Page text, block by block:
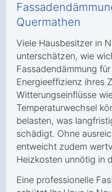
Quermathen
Viele Hausbesitzer in
unterschätzen, wie
Fassadendämmung
Energieeffizienz ihres
Witterungseinflüsse
Temperaturwechsel
belasten, was
schädigt. Ohne
entweicht zudem
Heizkosten unnötig in
Eine professionelle